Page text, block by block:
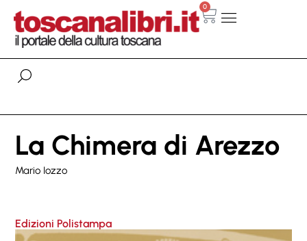
0
La Chimera di Arezzo
Mario Iozzo
Edizioni Polistampa